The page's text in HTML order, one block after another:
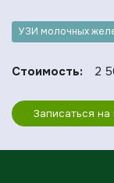
УЗИ молочных
Стоимость: 2
Записаться на